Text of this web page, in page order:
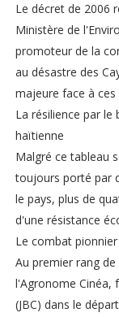
Le décret de 2006
Ministère de
promoteur de la
au désastre des
majeure face à
La résilience par le
haïtienne
Malgré ce tableau
toujours porté par
le pays, plus de
d'une résistance
Le combat
Au premier rang
l'Agronome Cinéa,
(JBC) dans le